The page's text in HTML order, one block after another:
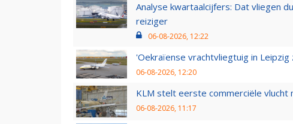
Analyse kwartaalcijfers: Dat vliegen
reiziger
06-08-2026, 12:22
'Oekraïense vrachtvliegtuig in
06-08-2026, 12:20
KLM stelt eerste commerciële vlucht
06-08-2026, 11:17